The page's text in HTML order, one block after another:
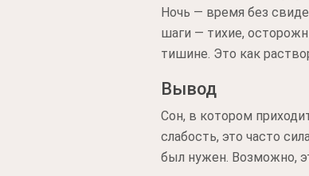
Ночь — время без
шаги — тихие,
тишине. Это как
Вывод
Сон, в котором
слабость, это часто
был нужен. Возможно,